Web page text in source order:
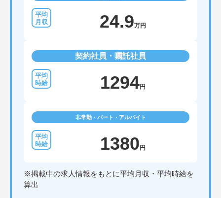
24.9万円
契約社員・嘱託社員
1294円
非常勤・パート・アルバイト
1380 円
※掲載中の求人情報をもとに平均月収・平均時給を
算出